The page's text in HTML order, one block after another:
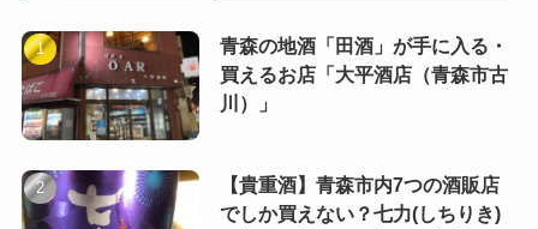
青森の地酒「田酒」が手に入る・
買えるお店「大平酒店（青森市古
川）」
【貴重酒】青森市内7つの酒販店
でしか買えない？七力(しちりき)